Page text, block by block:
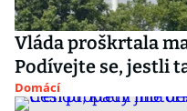
Vláda proškrtala
Podívejte se, jestli
Domácí